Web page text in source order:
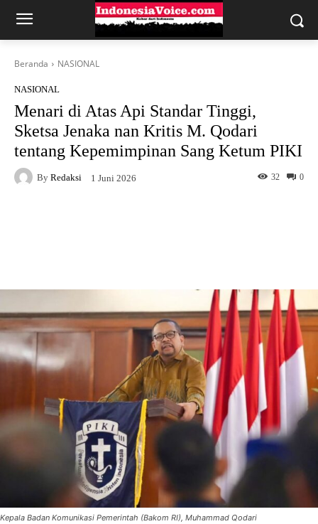
Beranda NASIONAL
NASIONAL
Menari di Atas Api Standar Tinggi,
Sketsa Jenaka nan Kritis M. Qodari
tentang Kepemimpinan Sang Ketum PIKI
By Redaksi 1 Juni 2026 0
32
Kepala Badan Komunikasi Pemerintah (Bakom RI), Muhammad Qodari